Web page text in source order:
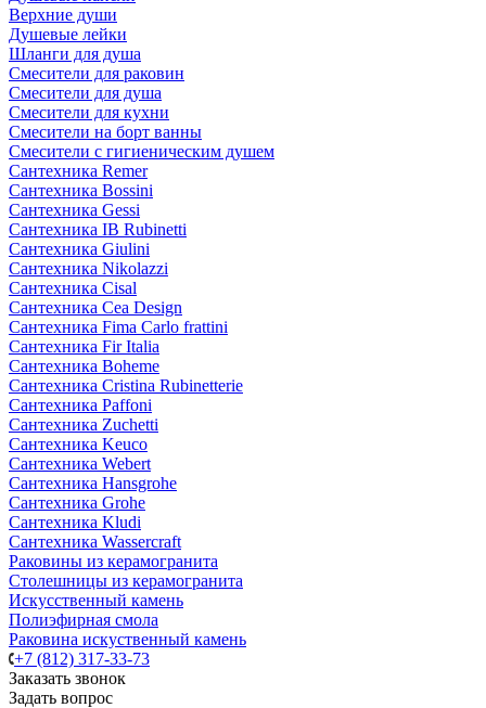
Верхние души
Душевые лейки
Шланги для душа
Смесители для раковин
Смесители для душа
Смесители для кухни
Смесители на борт ванны
Смесители с гигиеническим душем
Сантехника Remer
Сантехника Bossini
Сантехника Gessi
Сантехника IB Rubinetti
Сантехника Giulini
Сантехника Nikolazzi
Сантехника Cisal
Сантехника Cea Design
Сантехника Fima Carlo frattini
Сантехника Fir Italia
Сантехника Boheme
Сантехника Cristina Rubinetterie
Сантехника Paffoni
Сантехника Zuchetti
Сантехника Keuco
Сантехника Webert
Сантехника Hansgrohe
Сантехника Grohe
Сантехника Kludi
Сантехника Wassercraft
Раковины из керамогранита
Столешницы из керамогранита
Искусственный камень
Полиэфирная смола
Раковина искуственный камень
+7 (812) 317-33-73
Заказать звонок
Задать вопрос